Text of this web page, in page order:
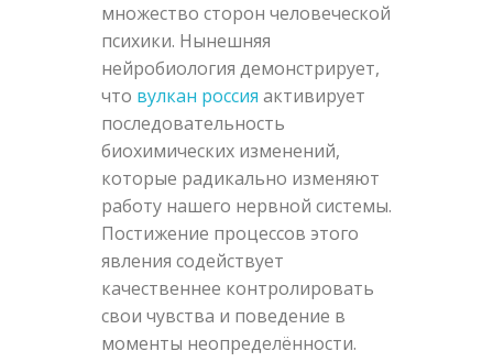
множество сторон человеческой
психики. Нынешняя
нейробиология демонстрирует,
что вулкан россия активирует
последовательность
биохимических изменений,
которые радикально изменяют
работу нашего нервной системы.
Постижение процессов этого
явления содействует
качественнее контролировать
свои чувства и поведение в
моменты неопределённости.